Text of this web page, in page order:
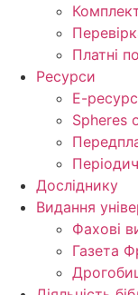
Платні
Ресурси
Е-
Spheres
Досліднику
Видання
Фахові
Газета